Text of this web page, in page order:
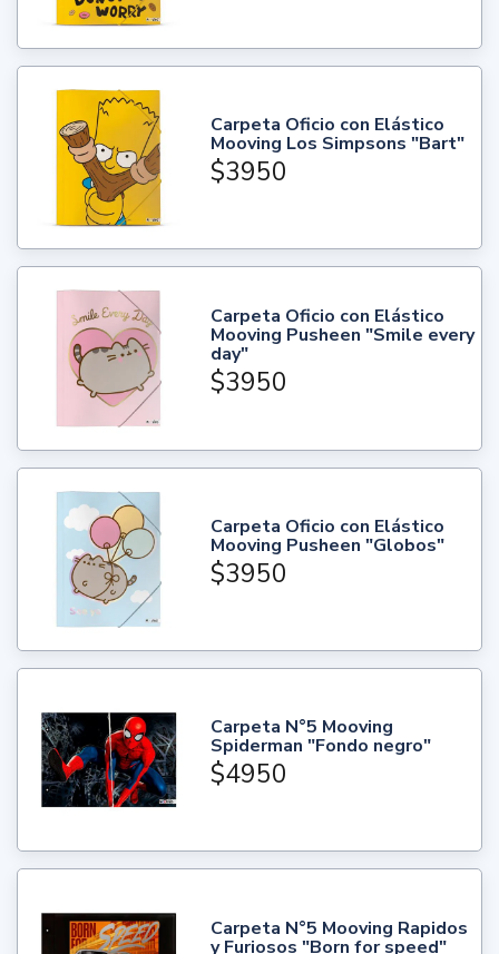
Carpeta Oficio con Elástico
Mooving Los Simpsons "Bart"
$3950
Carpeta Oficio con Elástico
Mooving Pusheen "Smile every
day"
$3950
Carpeta Oficio con Elástico
Mooving Pusheen "Globos"
$3950
Carpeta N°5 Mooving
Spiderman "Fondo negro"
$4950
Carpeta N°5 Mooving Rapidos
y Furiosos "Born for speed"